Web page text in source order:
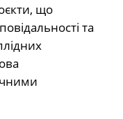
що
та